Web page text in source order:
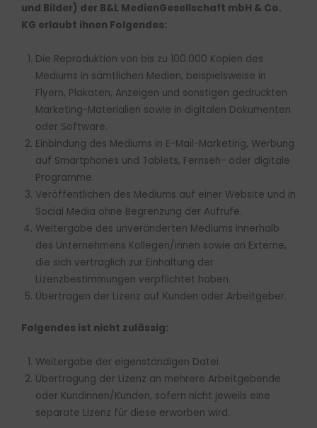
und Bilder) der B&L MedienGesellschaft mbH & Co.
KG erlaubt ihnen Folgendes:
Die Reproduktion von bis zu 100.000 Kopien des
Mediums in sämtlichen Medien, beispielsweise in
Flyern, Plakaten, Anzeigen und sonstigen gedruckten
Marketing-Materialien sowie in digitalen Dokumenten
oder Software.
Einbindung des Mediums in E-Mail-Marketing, Werbung
auf Smartphones und Tablets, Fernseh- oder digitale
Programme.
Veröffentlichen des Mediums auf einer Website und in
Social Media ohne Begrenzung der Aufrufe.
Weitergabe des unveränderten Mediums innerhalb
des Unternehmens Kollegen/innen sowie an Externe,
die sich vertraglich zur Einhaltung der
Lizenzbestimmungen verpflichtet haben.
Übertragen der Lizenz auf Kunden oder Arbeitgeber.
Folgendes ist nicht zulässig:
Weitergabe der eigenständigen Datei.
Übertragung der Lizenz an mehrere Arbeitgebende
oder Kundinnen/Kunden, sofern nicht jeweils eine
separate Lizenz für diese erworben wird.